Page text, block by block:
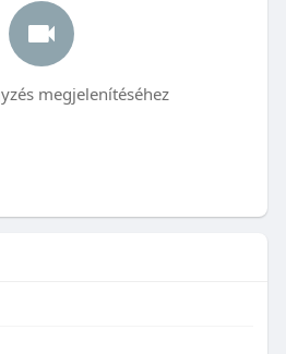
megjelenítéséhez